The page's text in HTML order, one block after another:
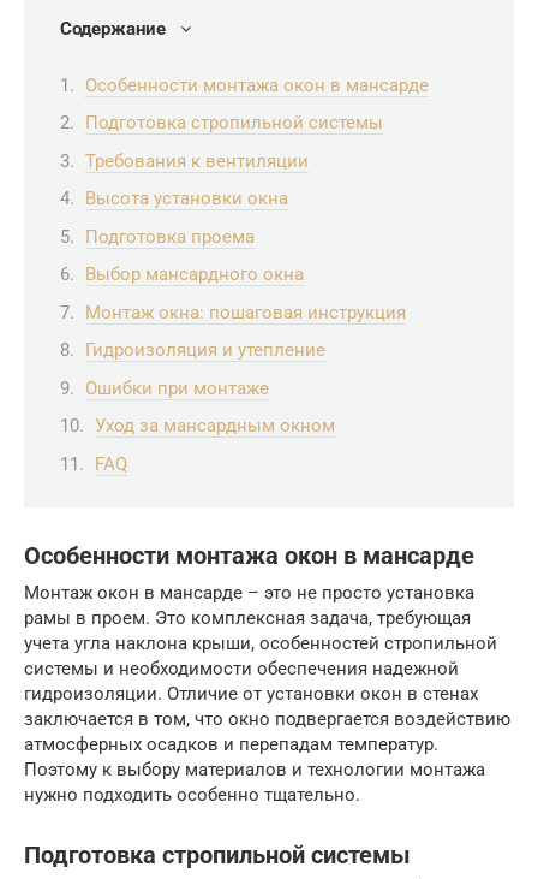
Содержание
Особенности монтажа окон в мансарде
Подготовка стропильной системы
Требования к вентиляции
Высота установки окна
Подготовка проема
Выбор мансардного окна
Монтаж окна: пошаговая инструкция
Гидроизоляция и утепление
Ошибки при монтаже
Уход за мансардным окном
FAQ
Особенности монтажа окон в мансарде
Монтаж окон в мансарде – это не просто установка
рамы в проем. Это комплексная задача, требующая
учета угла наклона крыши, особенностей стропильной
системы и необходимости обеспечения надежной
гидроизоляции. Отличие от установки окон в стенах
заключается в том, что окно подвергается воздействию
атмосферных осадков и перепадам температур.
Поэтому к выбору материалов и технологии монтажа
нужно подходить особенно тщательно.
Подготовка стропильной системы